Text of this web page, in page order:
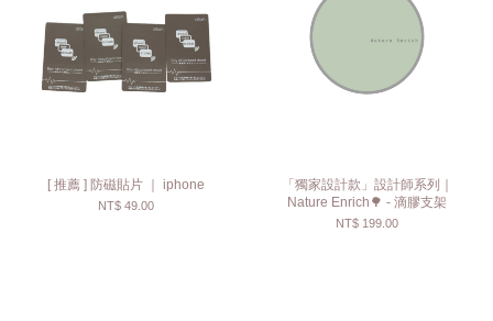
[ 推薦 ] 防磁貼片 ｜ iphone
NT$ 49.00
「獨家設計款」設計師系列｜
Nature Enrich🌳 - 滴膠支架
NT$ 199.00